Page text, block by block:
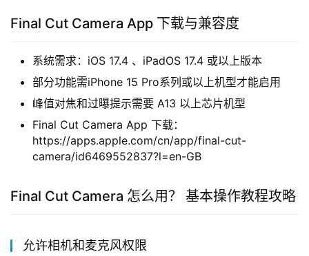
Final Cut Camera App 下载与兼容度
系统需求：iOS 17.4 、iPadOS 17.4 或以上版本
部分功能需iPhone 15 Pro系列或以上机型才能启用
峰值对焦和过曝提示需要 A13 以上芯片机型
Final Cut Camera App 下载：
https://apps.apple.com/cn/app/final-cut-
camera/id6469552837?l=en-GB
Final Cut Camera 怎么用？ 基本操作教程攻略
允许相机和麦克风权限